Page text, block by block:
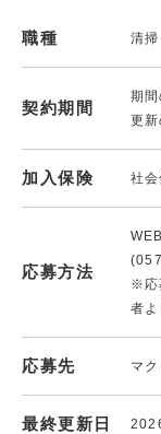
職種 清
契約期間
期
更
加入保険 社
応募方法
※応
者
応募先 マ
最終更新日